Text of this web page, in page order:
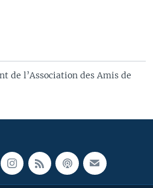
de l’Association des Amis de